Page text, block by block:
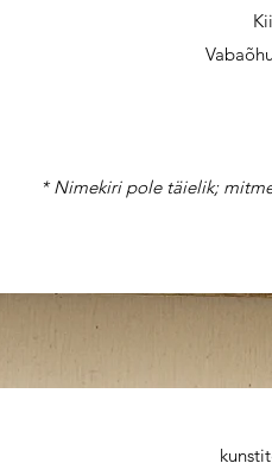
* Nimekiri pole täielik;